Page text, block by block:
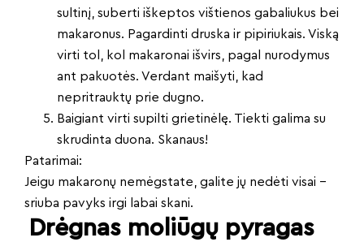
sultinį, suberti iškeptos vištienos gabaliukus bei
makaronus. Pagardinti druska ir pipiriukais. Viską
virti tol, kol makaronai išvirs, pagal nurodymus
ant pakuotės. Verdant maišyti, kad
nepritrauktų prie dugno.
Baigiant virti supilti grietinėlę. Tiekti galima su
skrudinta duona. Skanaus!
Patarimai:
Jeigu makaronų nemėgstate, galite jų nedėti visai –
sriuba pavyks irgi labai skani.
Drėgnas moliūgų pyragas